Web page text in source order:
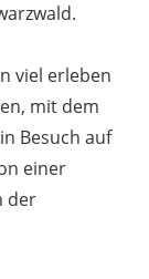
viel erleben
mit dem
Besuch auf
einer
der